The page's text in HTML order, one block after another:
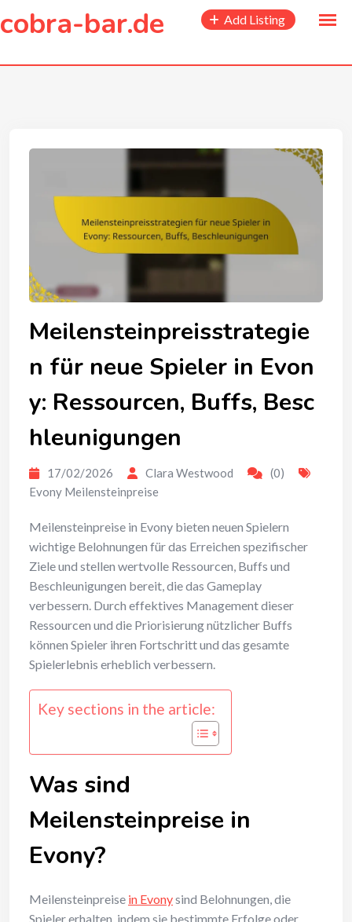
content
cobra-bar.de Add Listing
Meilensteinpreisstrategie
n für neue Spieler in Evon
y: Ressourcen, Buffs, Besc
hleunigungen
17/02/2026 Clara Westwood
(0)
Evony Meilensteinpreise
Meilensteinpreise in Evony bieten neuen Spielern
wichtige Belohnungen für das Erreichen spezifischer
Ziele und stellen wertvolle Ressourcen, Buffs und
Beschleunigungen bereit, die das Gameplay
verbessern. Durch effektives Management dieser
Ressourcen und die Priorisierung nützlicher Buffs
können Spieler ihren Fortschritt und das gesamte
Spielerlebnis erheblich verbessern.
Key sections in the article:
Was sind
Meilensteinpreise in
Evony?
Meilensteinpreise in Evonysind Belohnungen, die
Spieler erhalten, indem sie bestimmte Erfolge oder